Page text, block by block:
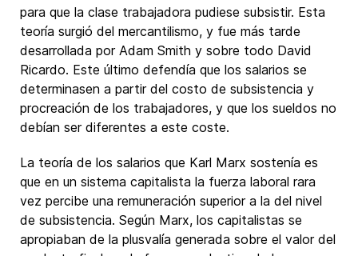
para que la clase trabajadora pudiese subsistir. Esta
teoría surgió del mercantilismo, y fue más tarde
desarrollada por Adam Smith y sobre todo David
Ricardo. Este último defendía que los salarios se
determinasen a partir del costo de subsistencia y
procreación de los trabajadores, y que los sueldos no
debían ser diferentes a este coste.
La teoría de los salarios que Karl Marx sostenía es
que en un sistema capitalista la fuerza laboral rara
vez percibe una remuneración superior a la del nivel
de subsistencia. Según Marx, los capitalistas se
apropiaban de la plusvalía generada sobre el valor del